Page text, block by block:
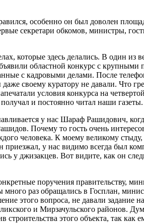
особенно он был доволен
секретари обкомов, министры,
которые здесь делались. В один из
областной конкурс с
с кадровыми делами. После
своему куратору не давали. Что
условия конкурса на
и постоянно читал наши газеты.
у нас Шараф Рашидович,
Почему то гость очень
человека. К моему великому
у нас видимо всегда был
у джизакцев. Вот видите, как он
поручения правительству,
раз обращались в Госплан,
этого вопроса, не давали задание
и Мирзачульского районов.
этого объекта, так